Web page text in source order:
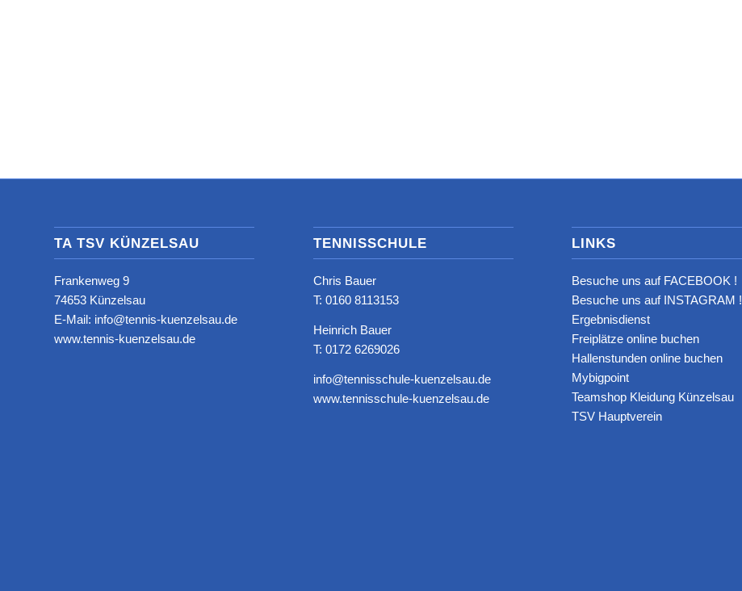
TA TSV KÜNZELSAU
Frankenweg 9
74653 Künzelsau
E-Mail: info@tennis-kuenzelsau.de
www.tennis-kuenzelsau.de
TENNISSCHULE
Chris Bauer
T: ‭0160 8113153‬
Heinrich Bauer
T: 0172 6269026
info@tennisschule-kuenzelsau.de
www.tennisschule-kuenzelsau.de
LINKS
Besuche uns auf FACEBOOK !
Besuche uns auf INSTAGRAM !
Ergebnisdienst
Freiplätze online buchen
Hallenstunden online buchen
Mybigpoint
Teamshop Kleidung Künzelsau
TSV Hauptverein